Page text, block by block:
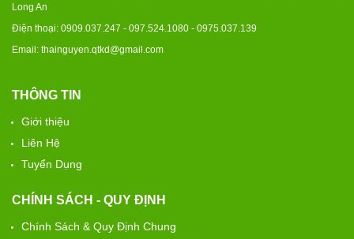
Long An
Điện thoại: 0909.037.247 - 097.524.1080 - 0975.037.139
Email: thainguyen.qtkd@gmail.com
THÔNG TIN
Giới thiệu
Liên Hệ
Tuyển Dụng
CHÍNH SÁCH - QUY ĐỊNH
Chính Sách & Quy Định Chung